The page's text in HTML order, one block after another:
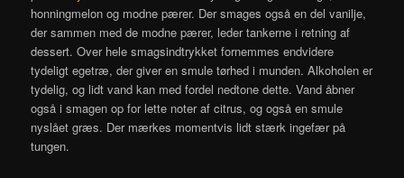
honningmelon og modne pærer. Der smages også en del vanilje,
der sammen med de modne pærer, leder tankerne i retning af
dessert. Over hele smagsindtrykket fornemmes endvidere
tydeligt egetræ, der giver en smule tørhed i munden. Alkoholen er
tydelig, og lidt vand kan med fordel nedtone dette. Vand åbner
også i smagen op for lette noter af citrus, og også en smule
nyslået græs. Der mærkes momentvis lidt stærk ingefær på
tungen.